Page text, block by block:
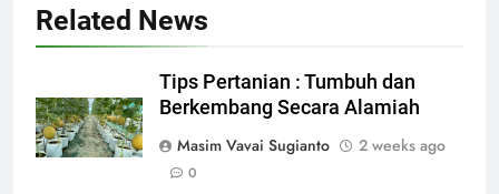
Related News
Tips Pertanian : Tumbuh dan
Berkembang Secara Alamiah
Masim Vavai Sugianto
2 weeks ago
0